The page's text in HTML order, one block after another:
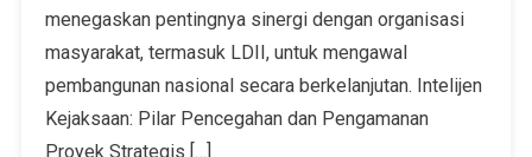
menegaskan pentingnya sinergi dengan organisasi
masyarakat, termasuk LDII, untuk mengawal
pembangunan nasional secara berkelanjutan. Intelijen
Kejaksaan: Pilar Pencegahan dan Pengamanan
Proyek Strategis […]